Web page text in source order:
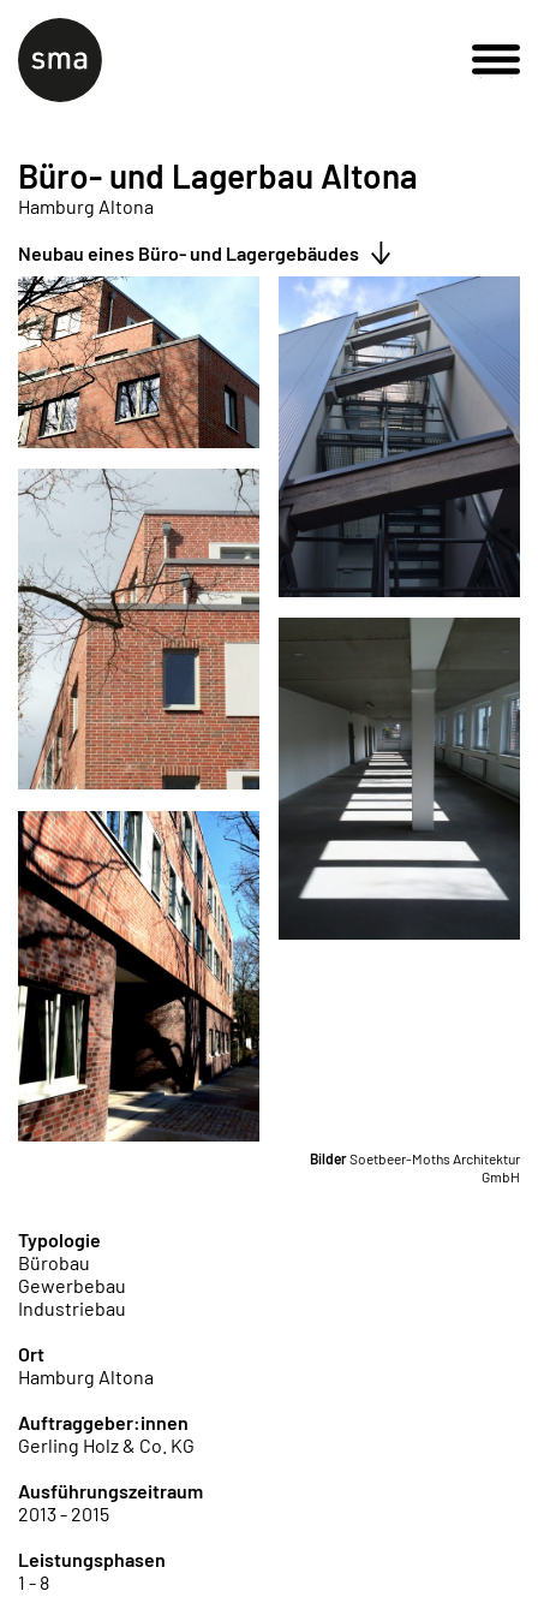
Büro- und Lagerbau Altona
Hamburg Altona
Neubau eines Büro- und Lagergebäudes
BilderSoetbeer-Moths Architektur
GmbH
Typologie
Bürobau
Gewerbebau
Industriebau
Ort
Hamburg Altona
Auftraggeber:innen
Gerling Holz & Co. KG
Ausführungszeitraum
2013 - 2015
Leistungsphasen
1 - 8